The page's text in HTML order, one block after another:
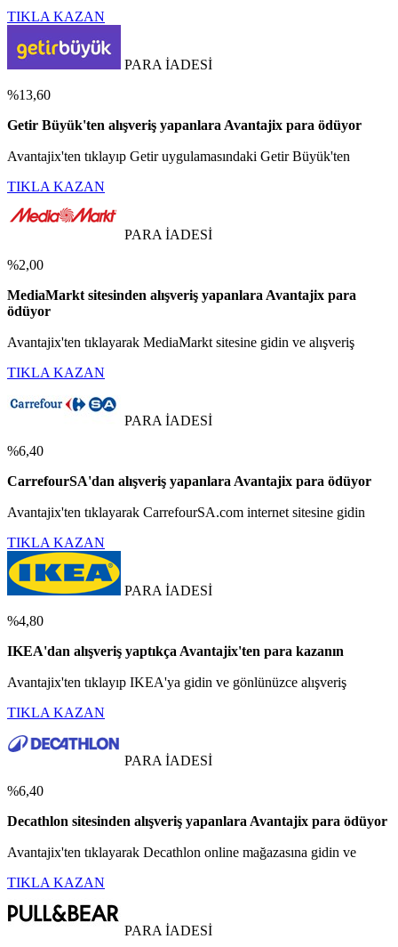
TIKLA KAZAN
PARA İADESİ
%13,60
Getir Büyük'ten alışveriş yapanlara Avantajix para ödüyor
Avantajix'ten tıklayıp Getir uygulamasındaki Getir Büyük'ten
TIKLA KAZAN
PARA İADESİ
%2,00
MediaMarkt sitesinden alışveriş yapanlara Avantajix para
ödüyor
Avantajix'ten tıklayarak MediaMarkt sitesine gidin ve alışveriş
TIKLA KAZAN
PARA İADESİ
%6,40
CarrefourSA'dan alışveriş yapanlara Avantajix para ödüyor
Avantajix'ten tıklayarak CarrefourSA.com internet sitesine gidin
TIKLA KAZAN
PARA İADESİ
%4,80
IKEA'dan alışveriş yaptıkça Avantajix'ten para kazanın
Avantajix'ten tıklayıp IKEA'ya gidin ve gönlünüzce alışveriş
TIKLA KAZAN
PARA İADESİ
%6,40
Decathlon sitesinden alışveriş yapanlara Avantajix para ödüyor
Avantajix'ten tıklayarak Decathlon online mağazasına gidin ve
TIKLA KAZAN
PARA İADESİ